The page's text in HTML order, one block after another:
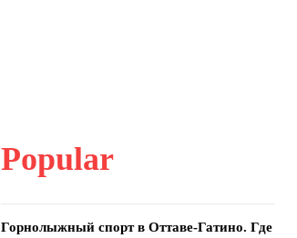
Popular
Горнолыжный спорт в Оттаве-Гатино. Где